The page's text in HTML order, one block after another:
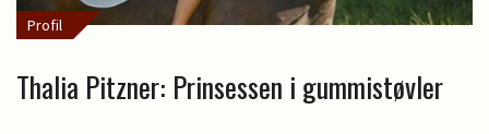
Profil
Thalia Pitzner: Prinsessen i gummistøvler